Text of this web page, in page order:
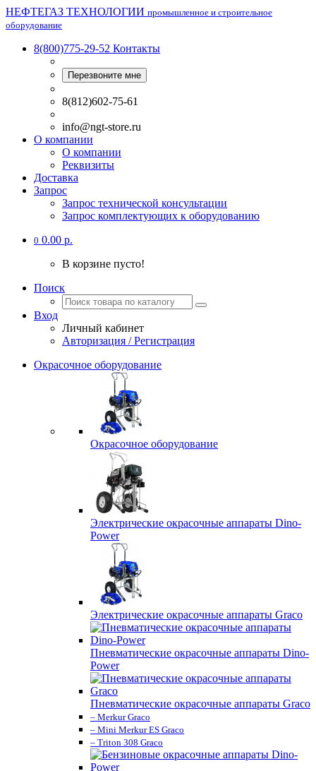
НЕФТЕГАЗ ТЕХНОЛОГИИ промышленное и строительное
оборудование
8(800)775-29-52 Контакты
Перезвоните мне
8(812)602-75-61
info@ngt-store.ru
О компании
О компании
Реквизиты
Доставка
Запрос
Запрос технической консультации
Запрос комплектующих к оборудованию
0 0.00 р.
В корзине пусто!
Поиск
Вход
Личный кабинет
Авторизация / Регистрация
Окрасочное оборудование
Окрасочное оборудование
Электрические окрасочные аппараты Dino-
Power
Электрические окрасочные аппараты Graco
Пневматические окрасочные аппараты Dino-
Power
Пневматические окрасочные аппараты Graco
– Merkur Graco
– Mini Merkur ES Graco
– Triton 308 Graco